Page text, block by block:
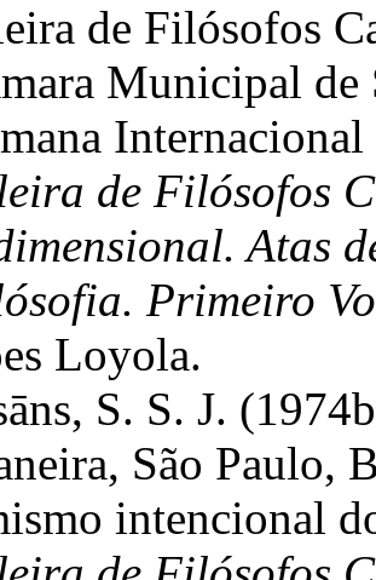
de Filósofos
Municipal de
de Filósofos
Atas
Primeiro
Loyola.
S. S. J.
São Paulo,
intencional